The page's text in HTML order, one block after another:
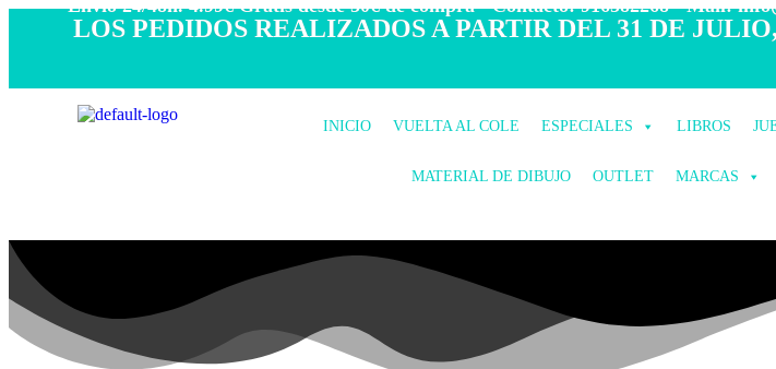
- Envío 24/48h. 4.99€ Gratis desde 50€ de compra - Contacto: 916582268 - Mail:
LOS PEDIDOS REALIZADOS A PARTIR DEL 31 DE
INICIO VUELTA AL COLE ESPECIALES LIBROS
MATERIAL DE DIBUJO OUTLET MARCAS